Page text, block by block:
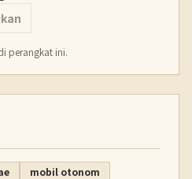
perangkat ini.
mobil otonom